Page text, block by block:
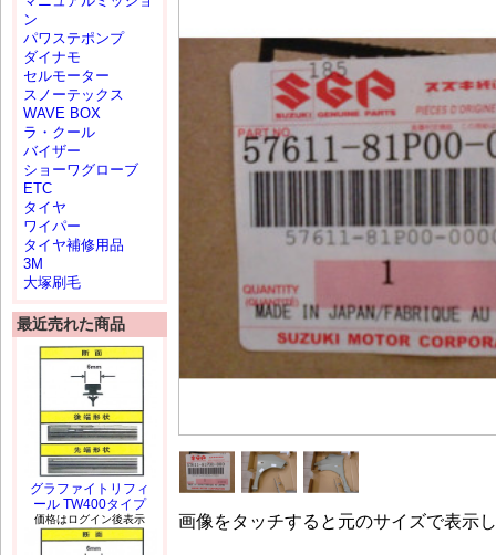
画像をタッチすると元のサイズで表示
ン
パワステポンプ
ダイナモ
セルモーター
スノーテックス
WAVE BOX
ラ・クール
バイザー
ショーワグローブ
ETC
タイヤ
ワイパー
タイヤ補修用品
3M
大塚刷毛
最近売れた商品
グラファイトリフィ
ール TW400タイプ
価格はログイン後表示